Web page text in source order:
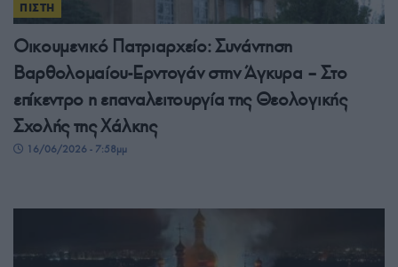
ΠΙΣΤΗ
Οικουμενικό Πατριαρχείο: Συνάντηση
Βαρθολομαίου-Ερντογάν στην Άγκυρα – Στο
επίκεντρο η επαναλειτουργία της Θεολογικής
Σχολής της Χάλκης
16/06/2026 - 7:58μμ